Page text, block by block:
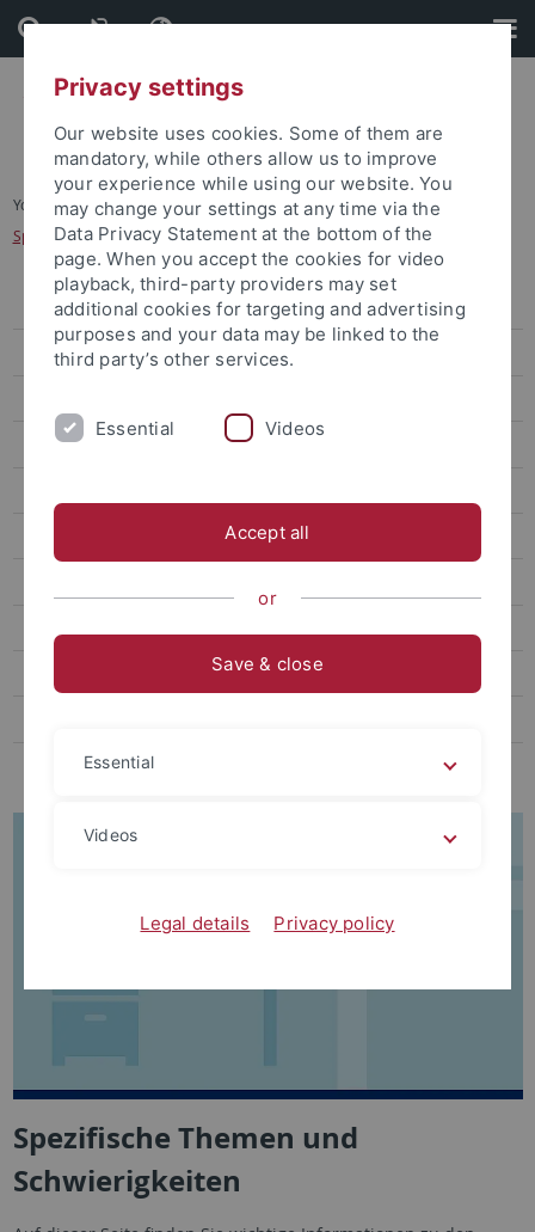
Skip
to
content
Skip
to
footer
You are here: Startseite
...
Spezifische Themen und Schwierigkeiten
Studienanfang
Prüfungen
Ablauf von Prüfungen
Neuorientierung
Spezifische Themen und
Schwierigkeiten
Privacy settings
Our website uses cookies. Some of them are
mandatory, while others allow us to improve
your experience while using our website. You
may change your settings at any time via the
Data Privacy Statement at the bottom of the
page. When you accept the cookies for video
playback, third-party providers may set
additional cookies for targeting and advertising
purposes and your data may be linked to the
third party’s other services.
Essential Videos
Accept all
or
Save & close
Essential
Videos
Legal details Privacy policy